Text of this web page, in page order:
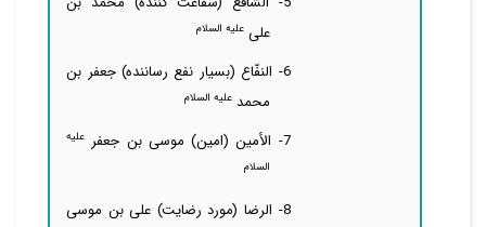
علیعلیه السلام
6- النفّاع (بسیار نفع رساننده) جعفر بن
محمدعلیه السلام
7- الأمین (امین) موسی بن جعفر
علیه
السلام
8- الرضا (مورد رضایت) علی بن موسی